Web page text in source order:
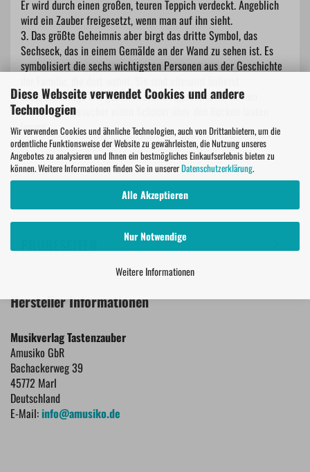
Diese Webseite verwendet Cookies und andere
Technologien
Wir verwenden Cookies und ähnliche Technologien, auch von Drittanbietern, um die
ordentliche Funktionsweise der Website zu gewährleisten, die Nutzung unseres
Angebotes zu analysieren und Ihnen ein bestmögliches Einkaufserlebnis bieten zu
können. Weitere Informationen finden Sie in unsererDatenschutzerklärung.
Alle Akzeptieren
Nur Notwendige
Weitere Informationen
Er wird durch einen großen, teuren Teppich verdeckt. Angeblich
wird ein Zauber freigesetzt, wenn man auf ihn sieht.
3. Das größte Geheimnis aber birgt das dritte Symbol, das
Sechseck, das in einem Gemälde an der Wand zu sehen ist. Es
symbolisiert die sechs wichtigsten Personen aus der Geschichte
undurchsichtige und geheimnisvolle Figuren, deren Namen
alleine dem Besucher einen Schauer über den Rücken laufen
lassen.
Hersteller Informationen
Musikverlag Tastenzauber
Amusiko GbR
Bachackerweg 39
45772 Marl
Deutschland
E-Mail:info@amusiko.de